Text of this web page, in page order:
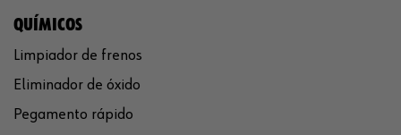
QUÍMICOS
Limpiador de frenos
Eliminador de óxido
Pegamento rápido